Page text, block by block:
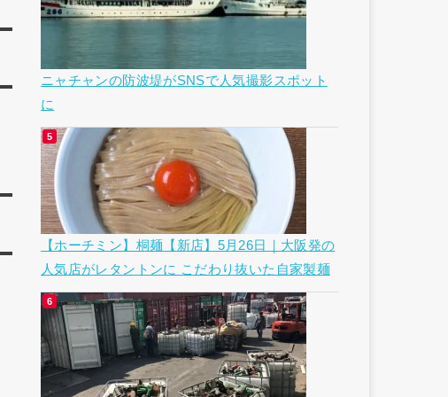
ニャチャンの防波堤がSNSで人気撮影スポット
に
【ホーチミン】桐麺【新店】5月26日｜大阪発の
人気店がレタントンに こだわり抜いた自家製麺